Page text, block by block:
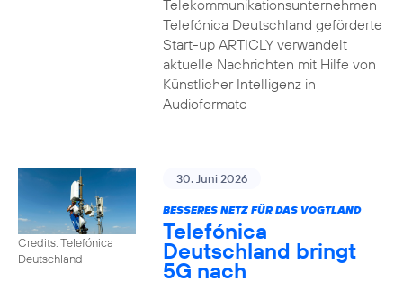
Telekommunikationsunternehmen
Telefónica Deutschland geförderte
Start-up ARTICLY verwandelt
aktuelle Nachrichten mit Hilfe von
Künstlicher Intelligenz in
Audioformate
Credits: Telefónica
Deutschland
30. Juni 2026
BESSERES NETZ FÜR DAS VOGTLAND
Telefónica
Deutschland bringt
5G nach